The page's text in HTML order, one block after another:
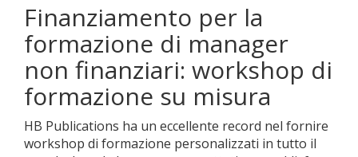
Finanziamento per la
formazione di manager
non finanziari: workshop di
formazione su misura
HB Publications ha un eccellente record nel fornire
workshop di formazione personalizzati in tutto il